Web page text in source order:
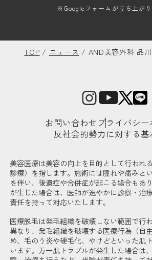
※Googleフォームが立ち上がり
TOP / ニュース / AND美容外科 品
お問い合わせ プライバシ
反社会的勢力に対する
美容医療は美容の向上を目的として行われ
診療）を指します。施術には腫れや痛みと
を伴い、後遺症や合併症が起こる場合もあ
が生じた場合は、医師が速やかに診察・治
責任を持って対応いたします。
医療脱毛は発毛組織を破壊しない範囲で行
異なり、発毛組織を破壊する医療行為（自
め、毛のう炎や硬毛化、やけどといった肌
います。万一肌トラブルが発生した場合は